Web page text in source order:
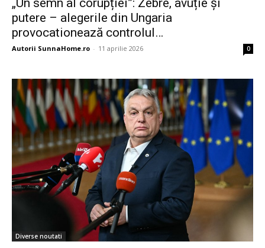
putere – alegerile din Ungaria
provocationează controlul…
Autorii SunnaHome.ro - 11 aprilie 2026 0
Diverse noutati